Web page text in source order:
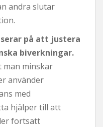
andra slutar
på att justera
biverkningar.
man minskar
använder
med
hjälper till att
fortsatt